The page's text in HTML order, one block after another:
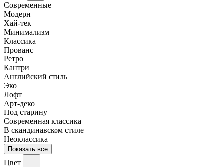
Современные
Модерн
Хай-тек
Минимализм
Классика
Прованс
Ретро
Кантри
Английский стиль
Эко
Лофт
Арт-деко
Под старину
Современная классика
В скандинавском стиле
Неоклассика
Показать все
Цвет